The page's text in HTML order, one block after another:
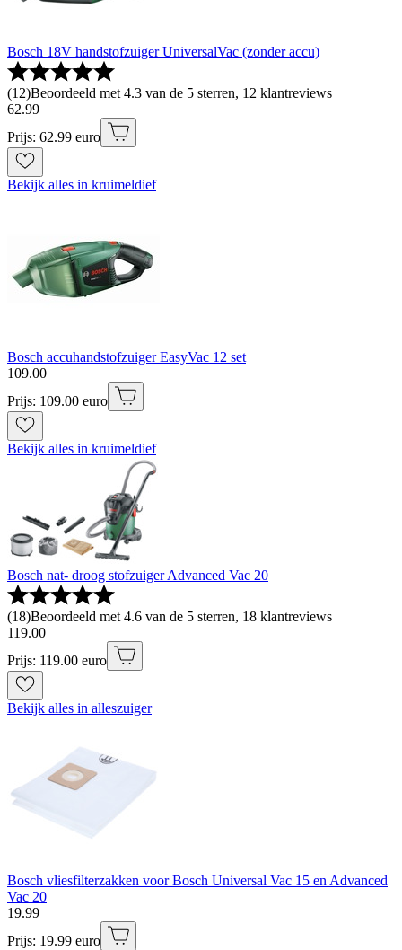
Bosch 18V handstofzuiger UniversalVac (zonder accu)
(12)Beoordeeld met 4.3 van de 5 sterren, 12 klantreviews
62.99
Prijs: 62.99 euro
Bekijk alles in kruimeldief
Bosch accuhandstofzuiger EasyVac 12 set
109.00
Prijs: 109.00 euro
Bekijk alles in kruimeldief
Bosch nat- droog stofzuiger Advanced Vac 20
(18)Beoordeeld met 4.6 van de 5 sterren, 18 klantreviews
119.00
Prijs: 119.00 euro
Bekijk alles in alleszuiger
Bosch vliesfilterzakken voor Bosch Universal Vac 15 en Advanced
Vac 20
19.99
Prijs: 19.99 euro